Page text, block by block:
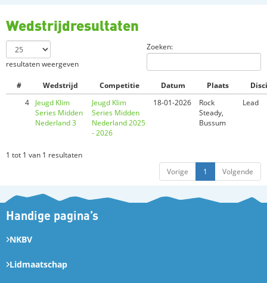
Wedstrijdresultaten
resultaten weergeven
Zoeken:
# Wedstrijd Competitie Datum Plaats
4
Jeugd Klim
Series Midden
Nederland 3
Jeugd Klim
Series Midden
Nederland 2025
- 2026
18-01-2026
Rock
Steady,
Bussum
Lead
1 tot 1 van 1 resultaten
Vorige
1 Volgende
Handige pagina’s
NKBV
Lidmaatschap